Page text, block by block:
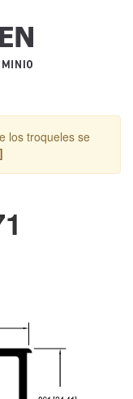
navigation
los troqueles se